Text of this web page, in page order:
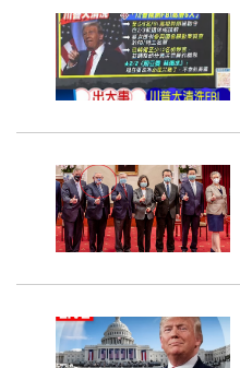
食品/衛生/醫療/照護
運動/體育/休閒/育樂
寵物/動保
婦女/孩童